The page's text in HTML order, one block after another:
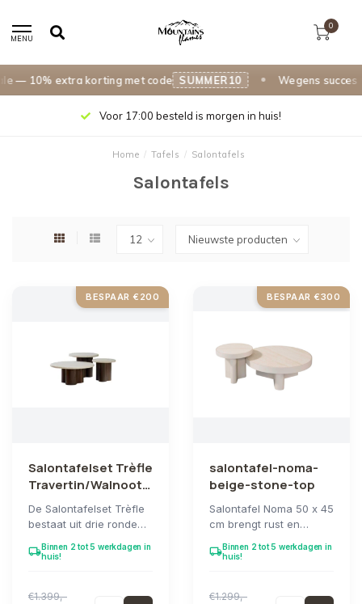
— 10% extra korting met code SUMMER10 Wegens succes
MENU
0
Voor 17:00 besteld is morgen in huis!
Home / Tafels / Salontafels
Salontafels
BESPAAR €200
Salontafelset Trèfle
Travertin/Walnoot
(3-delig)
De Salontafelset Trèfle
bestaat uit drie ronde
blad, e...
local_shippingBinnen 2 tot 5 werkdagen in
huis!
€1.399,-
BESPAAR €300
salontafel-noma-
beige-stone-top
Salontafel Noma 50 x 45
cm brengt rust en
woonkamer met een
local_shippingBinnen 2 tot 5 werkdagen in
huis!
€1.299,-